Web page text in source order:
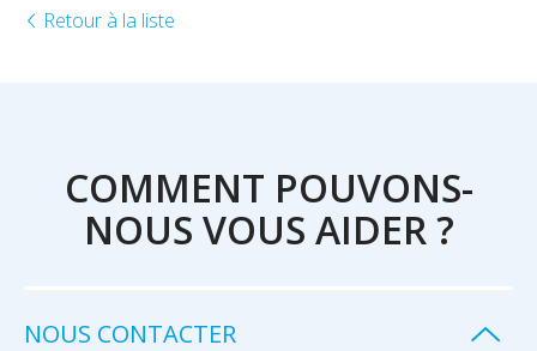
Retour à la liste
COMMENT POUVONS-
NOUS VOUS AIDER ?
NOUS CONTACTER